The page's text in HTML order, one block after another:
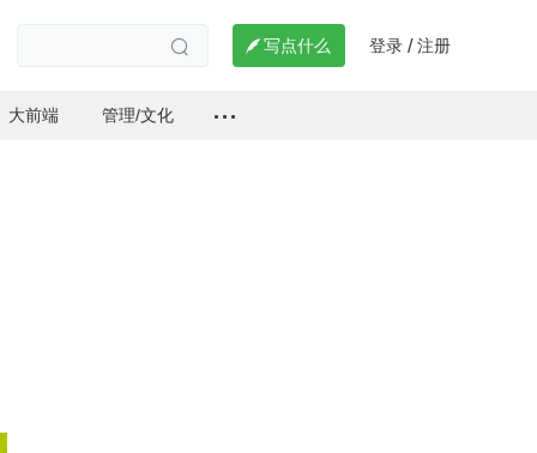
  写点什么 登录 / 注册
大前端 管理/文化